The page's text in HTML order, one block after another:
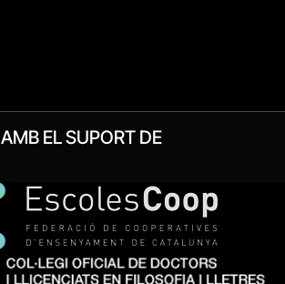
AMB EL SUPORT DE